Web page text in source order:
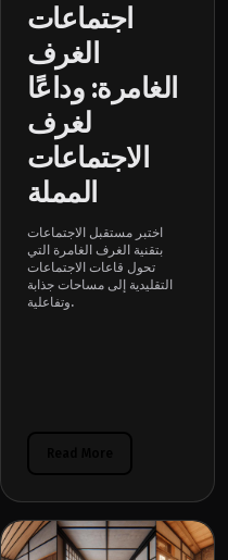
اجتماعات
الغرف
الغامرة: وداعًا
لغرف
الاجتماعات
المملة
اختبر مستقبل الاجتماعات
بتقنية الغرف الغامرة التي
تحول قاعات الاجتماعات
التقليدية إلى مساحات جذابة
وتفاعلية.